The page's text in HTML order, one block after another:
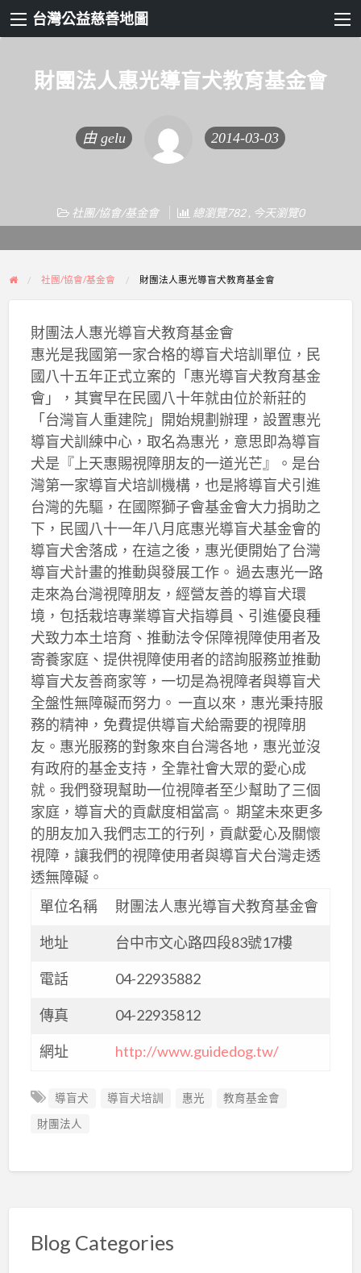
台灣公益慈善地圖
財團法人惠光導盲犬教育基金會
由 gelu 2014-03-03
社團/協會/基金會 總瀏覽782 , 今天瀏覽0
社團/協會/基金會 財團法人惠光導盲犬教育基金會
財團法人惠光導盲犬教育基金會
惠光是我國第一家合格的導盲犬培訓單位，民
國八十五年正式立案的「惠光導盲犬教育基金
會」，其實早在民國八十年就由位於新莊的
「台灣盲人重建院」開始規劃辦理，設置惠光
導盲犬訓練中心，取名為惠光，意思即為導盲
犬是『上天惠賜視障朋友的一道光芒』。是台
灣第一家導盲犬培訓機構，也是將導盲犬引進
台灣的先驅，在國際獅子會基金會大力捐助之
下，民國八十一年八月底惠光導盲犬基金會的
導盲犬舍落成，在這之後，惠光便開始了台灣
導盲犬計畫的推動與發展工作。 過去惠光一路
走來為台灣視障朋友，經營友善的導盲犬環
境，包括栽培專業導盲犬指導員、引進優良種
犬致力本土培育、推動法令保障視障使用者及
寄養家庭、提供視障使用者的諮詢服務並推動
導盲犬友善商家等，一切是為視障者與導盲犬
全盤性無障礙而努力。 一直以來，惠光秉持服
務的精神，免費提供導盲犬給需要的視障朋
友。惠光服務的對象來自台灣各地，惠光並沒
有政府的基金支持，全靠社會大眾的愛心成
就。我們發現幫助一位視障者至少幫助了三個
家庭，導盲犬的貢獻度相當高。 期望未來更多
的朋友加入我們志工的行列，貢獻愛心及關懷
視障，讓我們的視障使用者與導盲犬台灣走透
透無障礙。
單位名稱
財團法人惠光導盲犬教育基金會
地址 台中市文心路四段83號17樓
電話 04-22935882
傳真 04-22935812
網址 http://www.guidedog.tw/
導盲犬 導盲犬培訓 惠光
教育基金會
財團法人
Blog Categories